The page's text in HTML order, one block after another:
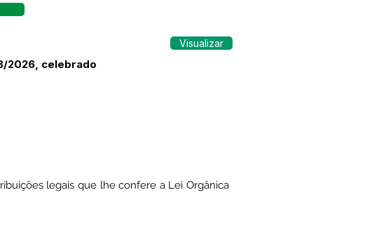
Visualizar
2026, celebrado
legais que lhe confere a Lei Orgânica